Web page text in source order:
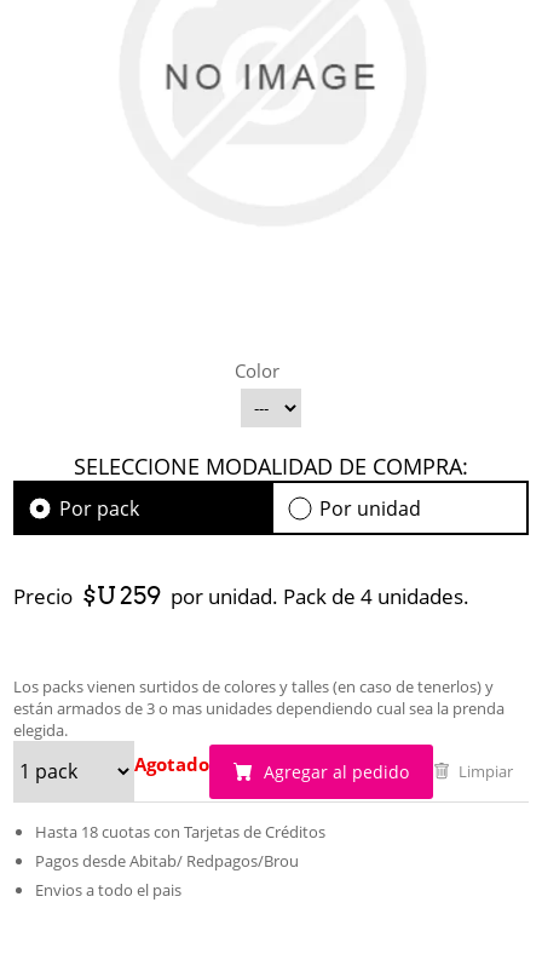
Color
SELECCIONE MODALIDAD DE COMPRA:
Por pack Por unidad
Precio $U 259 por unidad. Pack de 4 unidades.
Los packs vienen surtidos de colores y talles (en caso de tenerlos) y
están armados de 3 o mas unidades dependiendo cual sea la prenda
elegida.
Agotado Agregar al pedido Limpiar
Hasta 18 cuotas con Tarjetas de Créditos
Pagos desde Abitab/ Redpagos/Brou
Envios a todo el pais